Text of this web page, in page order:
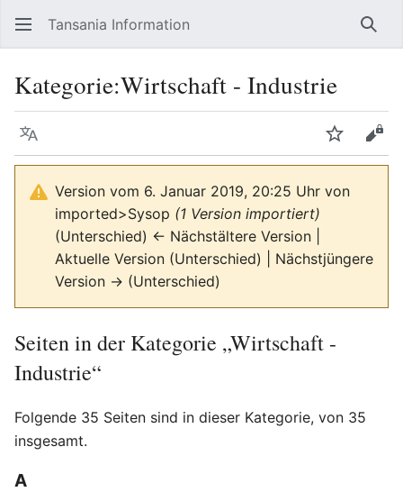
Tansania Information
Kategorie:Wirtschaft - Industrie
Sprache
Version vom 6. Januar 2019, 20:25 Uhr von
imported>Sysop (1 Version importiert)
(Unterschied) ← Nächstältere Version |
Aktuelle Version (Unterschied) | Nächstjüngere
Version → (Unterschied)
Seiten in der Kategorie „Wirtschaft -
Industrie“
Folgende 35 Seiten sind in dieser Kategorie, von 35
insgesamt.
A